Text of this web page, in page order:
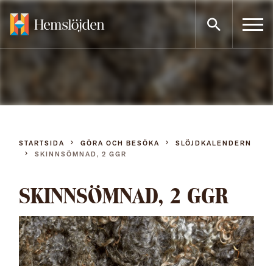
Gå
innehållet
STARTSIDA GÖRA OCH BESÖKA
SLÖJDKALENDERN
SKINNSÖMNAD, 2 GGR
SKINNSÖMNAD, 2 GGR